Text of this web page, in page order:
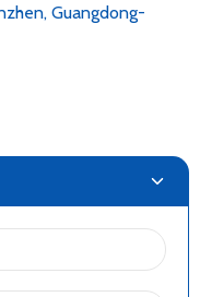
Guangdong-